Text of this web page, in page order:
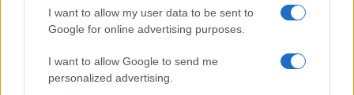
I want to allow my user data to be sent to
Google for online advertising purposes.
I want to allow Google to send me
personalized advertising.
ma il modo in cui il bambino usa il corpo, guarda,
relazione e costruisce progressivamente le sue
competenze.